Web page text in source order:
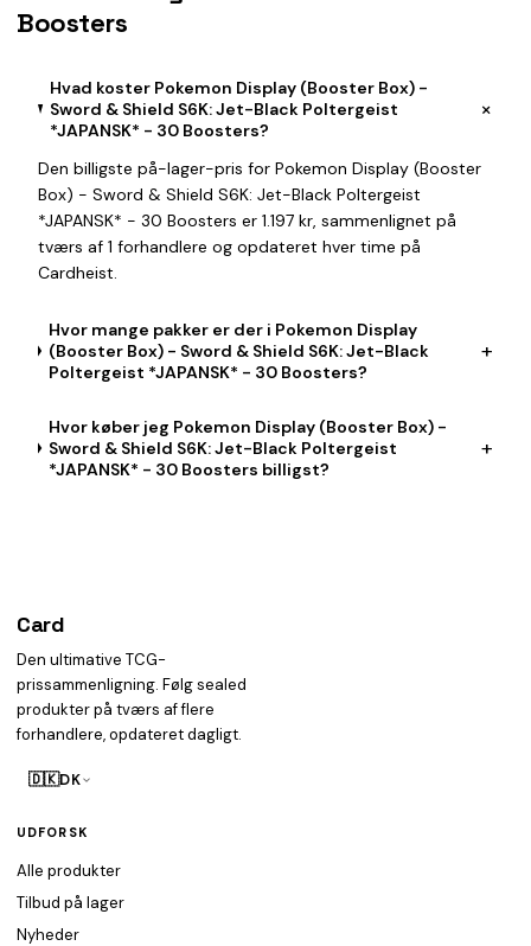
Boosters
Hvad koster Pokemon Display (Booster Box) -
Sword & Shield S6K: Jet-Black Poltergeist
*JAPANSK* - 30 Boosters?
+
Den billigste på-lager-pris for Pokemon Display (Booster
Box) - Sword & Shield S6K: Jet-Black Poltergeist
*JAPANSK* - 30 Boosters er 1.197 kr, sammenlignet på
tværs af 1 forhandlere og opdateret hver time på
Cardheist.
Hvor mange pakker er der i Pokemon Display
(Booster Box) - Sword & Shield S6K: Jet-Black
Poltergeist *JAPANSK* - 30 Boosters?
+
Hvor køber jeg Pokemon Display (Booster Box) -
Sword & Shield S6K: Jet-Black Poltergeist
*JAPANSK* - 30 Boosters billigst?
+
Card
Den ultimative TCG-
prissammenligning. Følg sealed
produkter på tværs af flere
forhandlere, opdateret dagligt.
🇩🇰DK
UDFORSK
Alle produkter
Tilbud på lager
Nyheder